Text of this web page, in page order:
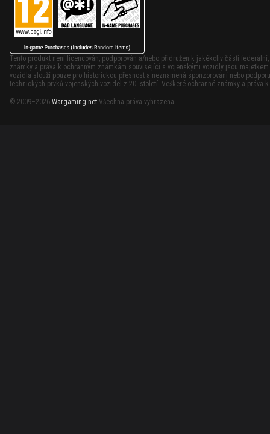
Tento produkt není licencován, podporován a/nebo přidružen k jakékoliv části
známky a práva k ochranným známkám související s vojenskými vozidly jsou
vozidla slouží pouze pro historickou přesnost a neznamená sponzorování nebo
technických prvků vojenských vozidel z 20. století. Veškeré ochranné známky a
© 2009–2026 Wargaming.net Všechna práva vyhrazena.